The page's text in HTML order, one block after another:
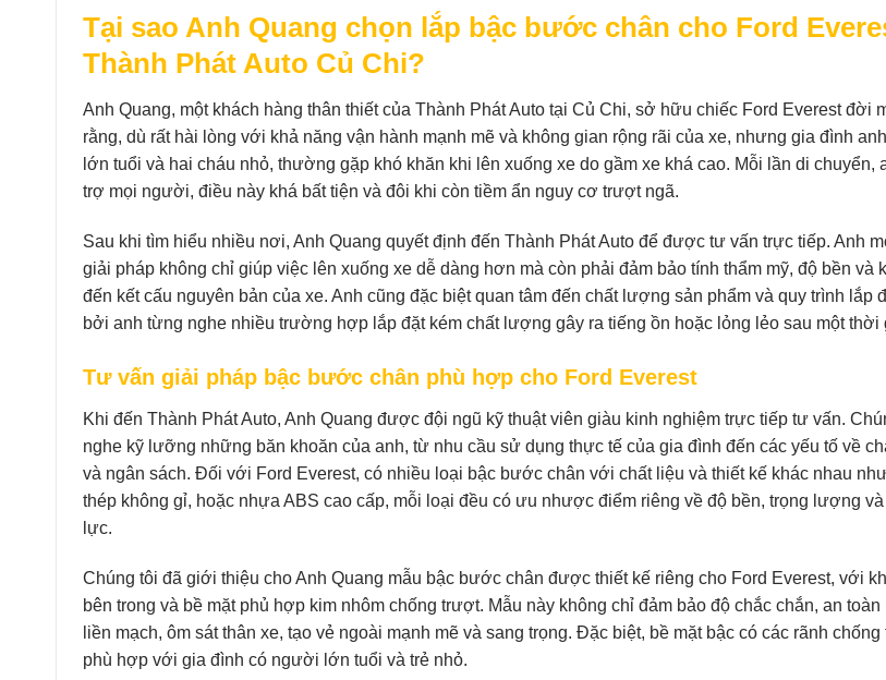
Tại sao Anh Quang chọn lắp bậc bước chân cho Ford
Thành Phát Auto Củ Chi?
Anh Quang, một khách hàng thân thiết của Thành Phát Auto tại Củ Chi, sở hữu chiếc Ford Everest đời
rằng, dù rất hài lòng với khả năng vận hành mạnh mẽ và không gian rộng rãi của xe, nhưng gia đình
lớn tuổi và hai cháu nhỏ, thường gặp khó khăn khi lên xuống xe do gầm xe khá cao. Mỗi lần di chuyển,
trợ mọi người, điều này khá bất tiện và đôi khi còn tiềm ẩn nguy cơ trượt ngã.
Sau khi tìm hiểu nhiều nơi, Anh Quang quyết định đến Thành Phát Auto để được tư vấn trực tiếp. Anh
giải pháp không chỉ giúp việc lên xuống xe dễ dàng hơn mà còn phải đảm bảo tính thẩm mỹ, độ bền và
đến kết cấu nguyên bản của xe. Anh cũng đặc biệt quan tâm đến chất lượng sản phẩm và quy trình lắp
bởi anh từng nghe nhiều trường hợp lắp đặt kém chất lượng gây ra tiếng ồn hoặc lỏng lẻo sau một thời
Tư vấn giải pháp bậc bước chân phù hợp cho Ford Everest
Khi đến Thành Phát Auto, Anh Quang được đội ngũ kỹ thuật viên giàu kinh nghiệm trực tiếp tư vấn.
nghe kỹ lưỡng những băn khoăn của anh, từ nhu cầu sử dụng thực tế của gia đình đến các yếu tố về
và ngân sách. Đối với Ford Everest, có nhiều loại bậc bước chân với chất liệu và thiết kế khác nhau
thép không gỉ, hoặc nhựa ABS cao cấp, mỗi loại đều có ưu nhược điểm riêng về độ bền, trọng lượng
lực.
Chúng tôi đã giới thiệu cho Anh Quang mẫu bậc bước chân được thiết kế riêng cho Ford Everest, với
bên trong và bề mặt phủ hợp kim nhôm chống trượt. Mẫu này không chỉ đảm bảo độ chắc chắn, an toàn
liền mạch, ôm sát thân xe, tạo vẻ ngoài mạnh mẽ và sang trọng. Đặc biệt, bề mặt bậc có các rãnh
phù hợp với gia đình có người lớn tuổi và trẻ nhỏ.